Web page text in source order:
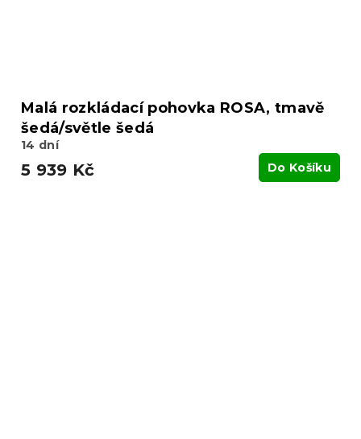
Malá rozkládací pohovka ROSA, tmavě
šedá/světle šedá
14 dní
5 939 Kč Do Košíku